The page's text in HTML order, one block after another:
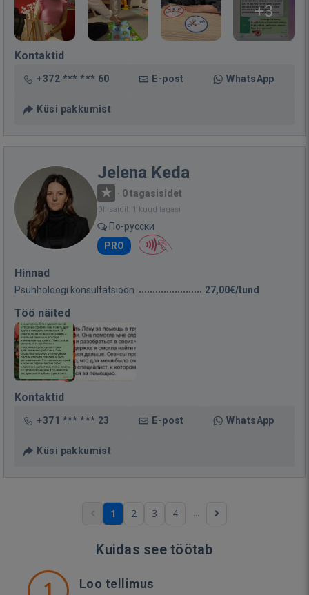
+3
Kontaktid
+372 *** *** 60 E-post WhatsApp
Küsi pakkumist
Jelena Keda
· 0 tagasisidet
Oli saidil: 1 kuud tagasi
По-русски
PRO
Hinnad
Psühholoogi konsultatsioon 27,00€/tund
Töö näited
Kontaktid
+371 *** *** 23 E-post WhatsApp
Küsi pakkumist
1 2 3 4 ...
Kuidas see töötab
Loo tellimus